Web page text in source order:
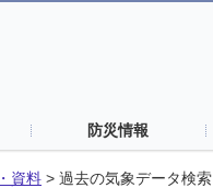
防災情報
資料 > 過去の気象データ検索